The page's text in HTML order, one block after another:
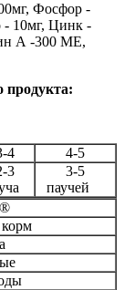
Фосфор -
- 10мг, Цинк -
А -300 МЕ,
продукта:
4
4-5
3
3-5
паучей